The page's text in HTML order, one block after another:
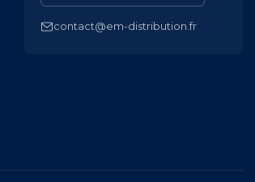
contact@em-distribution.fr